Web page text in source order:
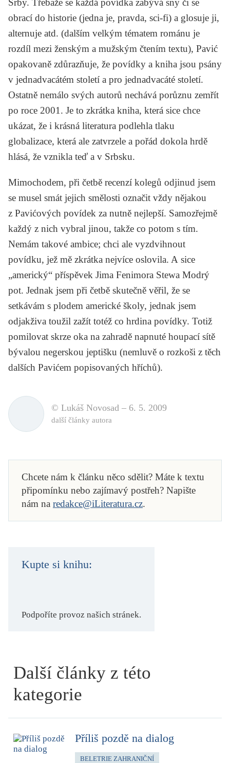
obrací do historie (jedna je, pravda, sci-fi) a glosuje ji,
alternuje atd. (dalším velkým tématem románu je
rozdíl mezi ženským a mužským čtením textu), Pavić
opakovaně zdůrazňuje, že povídky a kniha jsou psány
v jednadvacátém století a pro jednadvacáté století.
Ostatně nemálo svých autorů nechává porůznu zemřít
po roce 2001. Je to zkrátka kniha, která sice chce
ukázat, že i krásná literatura podlehla tlaku
globalizace, která ale zatvrzele a pořád dokola hrdě
hlásá, že vznikla teď a v Srbsku.
Mimochodem, při četbě recenzí kolegů odjinud jsem
se musel smát jejich smělosti označit vždy nějakou
z Pavićových povídek za nutně nejlepší. Samozřejmě
každý z nich vybral jinou, takže co potom s tím.
Nemám takové ambice; chci ale vyzdvihnout
povídku, jež mě zkrátka nejvíce oslovila. A sice
„americký“ příspěvek Jima Fenimora Stewa Modrý
pot. Jednak jsem při četbě skutečně věřil, že se
setkávám s plodem americké školy, jednak jsem
odjakživa toužil zažít totéž co hrdina povídky. Totiž
pomilovat skrze oka na zahradě napnuté houpací sítě
bývalou negerskou jeptišku (nemluvě o rozkoši z těch
dalších Pavićem popisovaných hříchů).
© Lukáš Novosad – 6. 5. 2009
další články autora
Chcete nám k článku něco sdělit? Máte k textu
připomínku nebo zajímavý postřeh? Napište
nám na redakce@iLiteratura.cz.
Kupte si knihu:
Podpoříte provoz našich stránek.
Další články z této
kategorie
Příliš pozdě na dialog
BELETRIE ZAHRANIČNÍ